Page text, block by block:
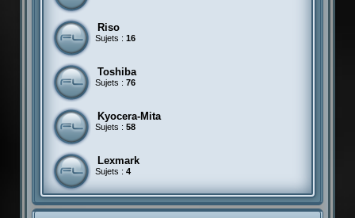
Riso
Sujets : 16
Toshiba
Sujets : 76
Kyocera-Mita
Sujets : 58
Lexmark
Sujets : 4